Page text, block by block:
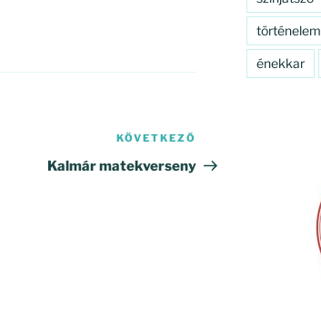
bejegyzés
KÖVETKEZŐ
Kalmár matekverseny
történelem
énekkar